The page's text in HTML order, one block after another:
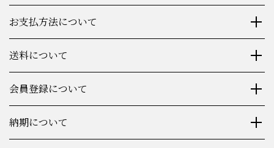
お支払方法について
送料について
会員登録について
納期について